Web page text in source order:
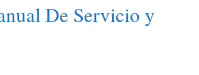
De Servicio y